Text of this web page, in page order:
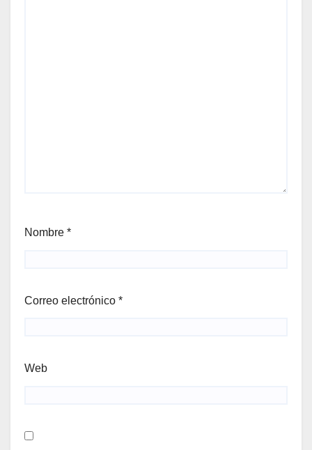
Nombre *
Correo electrónico *
Web